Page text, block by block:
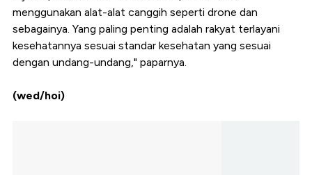
menggunakan alat-alat canggih seperti drone dan
sebagainya. Yang paling penting adalah rakyat terlayani
kesehatannya sesuai standar kesehatan yang sesuai
dengan undang-undang," paparnya.
(wed/hoi)